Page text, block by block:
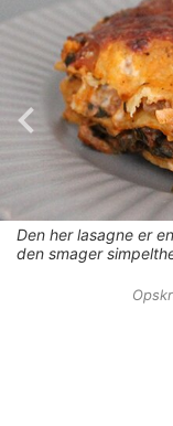
Den her lasagne er
den smager